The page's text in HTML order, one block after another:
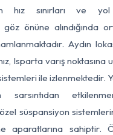
hız sınırları ve
göz önüne alındığında
Aydın
Isparta varış noktasına
ile izlenmektedir.
sarsıntıdan
özel süspansiyon
aparatlarına sahiptir.